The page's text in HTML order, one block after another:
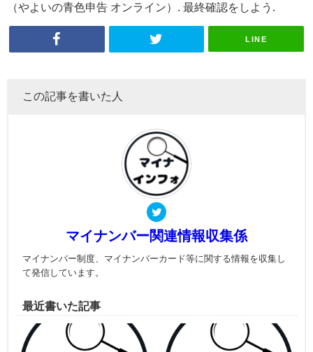
（やよいの青色申告 オンライン）. 最終確認をしよう.
LINE
この記事を書いた人
マイナンバー関連情報収集係
マイナンバー制度、マイナンバーカード等に関する情報を収集し
て発信しています。
最近書いた記事